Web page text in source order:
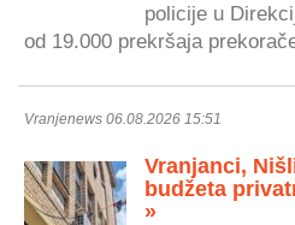
policije u
od 19.000 prekršaja
Vranjenews 06.08.2026 15:51
Vranjanci,
budžeta
»